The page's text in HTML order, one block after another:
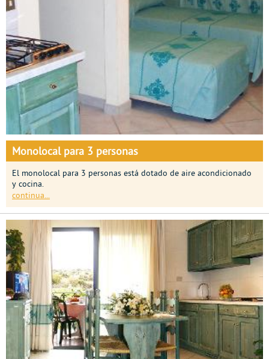
Monolocal para 3 personas
El monolocal para 3 personas está dotado de aire acondicionado
y cocina.
continua...